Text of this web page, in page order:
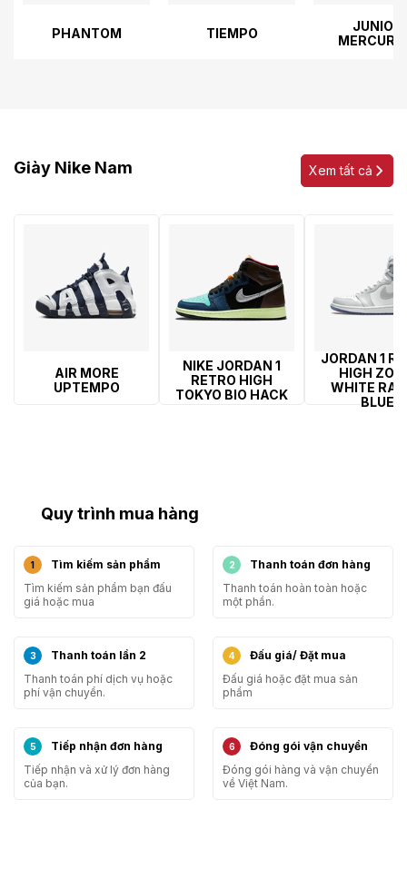
PHANTOM TIEMPO
JUNIOR
Giày Nike Nam Xem tất cả
AIR MORE
UPTEMPO
NIKE JORDAN 1
RETRO HIGH
TOKYO BIO HACK
JORDAN 1
HIGH
WHITE
BLUE
Quy trình mua hàng
Tìm kiếm sản phẩm
Tìm kiếm sản phẩm bạn đấu
giá hoặc mua
Thanh toán đơn hàng
Thanh toán hoàn toàn hoặc
một phần.
Thanh toán lần 2
Thanh toán phí dịch vụ hoặc
phí vận chuyển.
Đấu giá/ Đặt mua
Đấu giá hoặc đặt mua sản
phẩm
Tiếp nhận đơn hàng
Tiếp nhận và xử lý đơn hàng
của bạn.
Đóng gói vận chuyển
Đóng gói hàng và vận chuyển
về Việt Nam.